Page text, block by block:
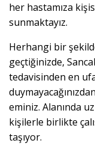
her hastamıza
sunmaktayız.
Herhangi bir
geçtiğinizde,
tedavisinden en
eminiz. Alanında
kişilerle birlikte
taşıyor.